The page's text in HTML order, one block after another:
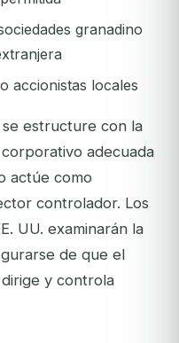
granadino
accionistas locales
se estructure con la
adecuada
actúe como
controlador. Los
UU. examinarán la
de que el
y controla